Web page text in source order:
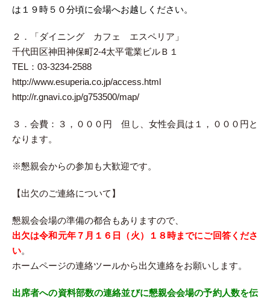
は１９時５０分頃に会場へお越しください。
２．「ダイニング カフェ エスペリア」
千代田区神田神保町2-4太平電業ビルＢ１
TEL：03-3234-2588
http://www.esuperia.co.jp/access.html
http://r.gnavi.co.jp/g753500/map/
３．会費：３，０００円 但し、女性会員は１，０００円と
なります。
※懇親会からの参加も大歓迎です。
【出欠のご連絡について】
懇親会会場の準備の都合もありますので、
出欠は令和元年７月１６日（火）１８時までにご回答くださ
い。
ホームページの連絡ツールから出欠連絡をお願いします。
出席者への資料部数の連絡並びに懇親会会場の予約人数を伝